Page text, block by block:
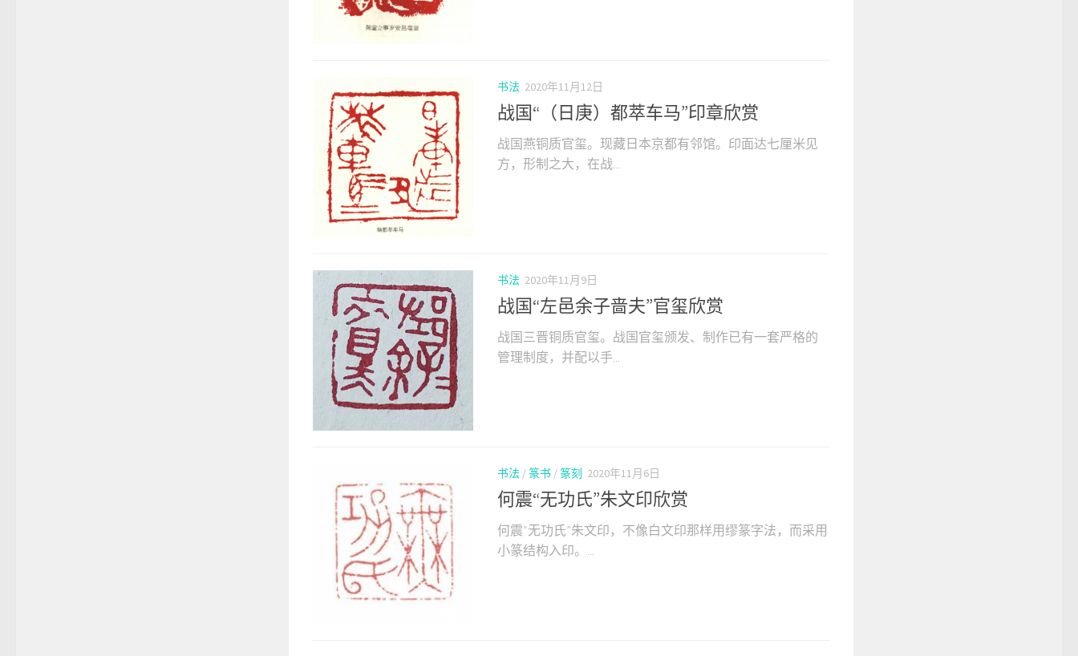
书法 2020年11月12日
战国“（日庚）都萃车马”印章欣赏
战国燕铜质官玺。现藏日本京都有邻馆。印面达七厘米见
方，形制之大，在战...
书法 2020年11月9日
战国“左邑余子啬夫”官玺欣赏
战国三晋铜质官玺。战国官玺颁发、制作已有一套严格的
管理制度，并配以手...
书法 / 篆书 / 篆刻 2020年11月6日
何震“无功氏”朱文印欣赏
何震“无功氏”朱文印，不像白文印那样用缪篆字法，而采用
小篆结构入印。...